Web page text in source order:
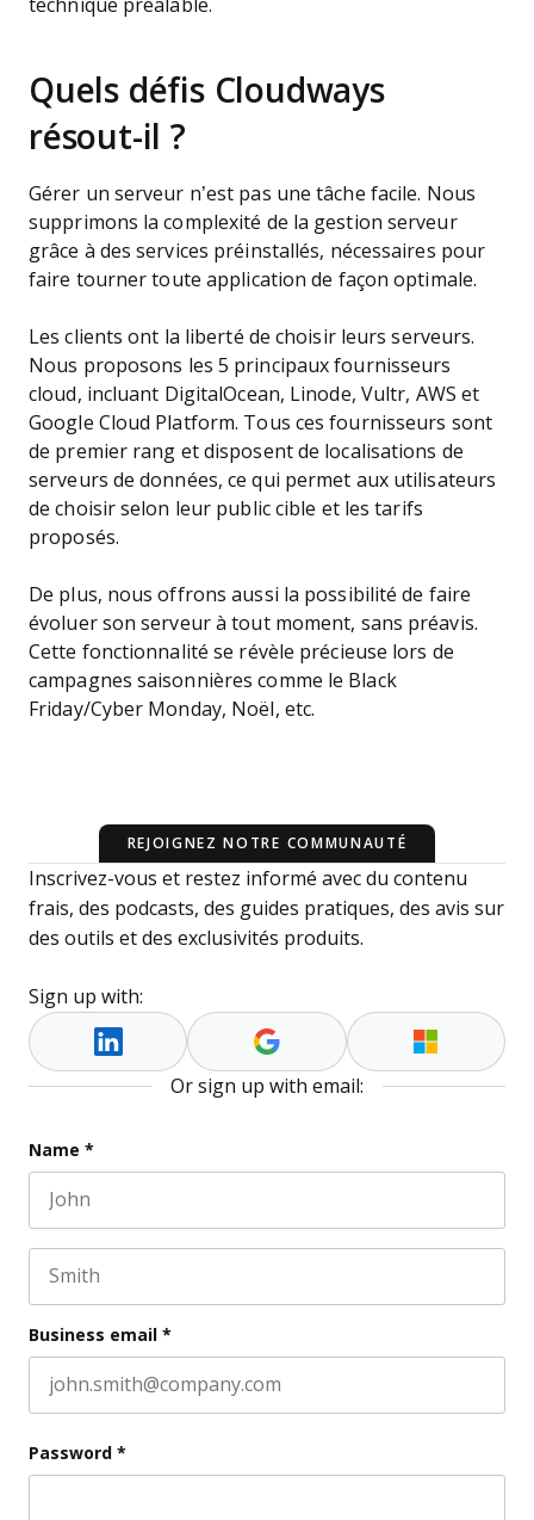
technique préalable.
Quels défis Cloudways
résout-il ?
Gérer un serveur n’est pas une tâche facile. Nous
supprimons la complexité de la gestion serveur
grâce à des services préinstallés, nécessaires pour
faire tourner toute application de façon optimale.
Les clients ont la liberté de choisir leurs serveurs.
Nous proposons les 5 principaux fournisseurs
cloud, incluant DigitalOcean, Linode, Vultr, AWS et
Google Cloud Platform. Tous ces fournisseurs sont
de premier rang et disposent de localisations de
serveurs de données, ce qui permet aux utilisateurs
de choisir selon leur public cible et les tarifs
proposés.
De plus, nous offrons aussi la possibilité de faire
évoluer son serveur à tout moment, sans préavis.
Cette fonctionnalité se révèle précieuse lors de
campagnes saisonnières comme le Black
Friday/Cyber Monday, Noël, etc.
REJOIGNEZ NOTRE COMMUNAUTÉ
Inscrivez-vous et restez informé avec du contenu
frais, des podcasts, des guides pratiques, des avis sur
des outils et des exclusivités produits.
Sign up with:
Or sign up with email:
Facebook
This field is for validation purposes and should be
Name *
Business email *
Password *